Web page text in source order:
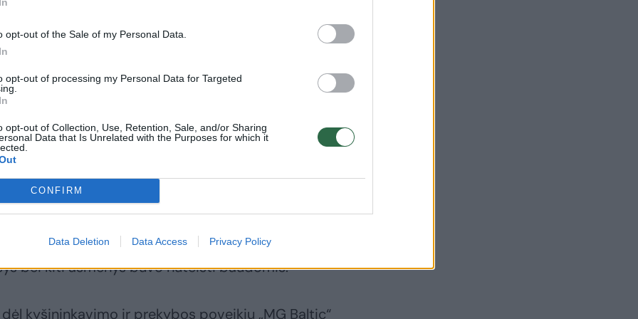
opt-out of the Sale of my Personal Data.
opt-out of processing my Personal Data for Targeted
opt-out of Collection, Use, Retention, Sale, and/or Sharing
Data that Is Unrelated with the Purposes for which it
CONFIRM
Data Deletion Data Access Privacy Policy
stabdyti V. Uspaskicho narystę partijoje. Taip pat
siūlyti trauktis iš EP rinkimų, kuriuose sąrašą
Seime seniūno Viktoro Fiodorovo
A. Mazuronis pripažino, jog apie tai galvojančių
teisėsaugos akiratyje. Vadinamojoje
partijai mesti kaltinimai dėl apgaulingo apskaitos
V. Uspaskichas ir šiuo metu kalintis
bei kiti asmenys buvo nuteisti baudomis.
kyšininkavimo ir prekybos poveikiu „MG Baltic“